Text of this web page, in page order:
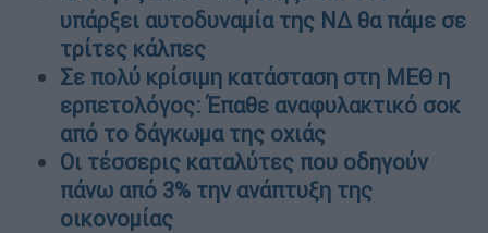
υπάρξει αυτοδυναμία της ΝΔ θα πάμε σε
τρίτες κάλπες
Σε πολύ κρίσιμη κατάσταση στη ΜΕΘ η
ερπετολόγος: Έπαθε αναφυλακτικό σοκ
από το δάγκωμα της οχιάς
Oι τέσσερις καταλύτες που οδηγούν
πάνω από 3% την ανάπτυξη της
οικονομίας